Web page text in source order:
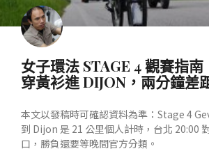
女子環法 STAGE 4 觀賽指
穿黃衫進 DIJON，兩分鐘差
本文以發稿時可確認資料為準：Stage 4
到 Dijon 是 21 公里個人計時，台北 20:00
口，勝負還要等晚間官方分類。